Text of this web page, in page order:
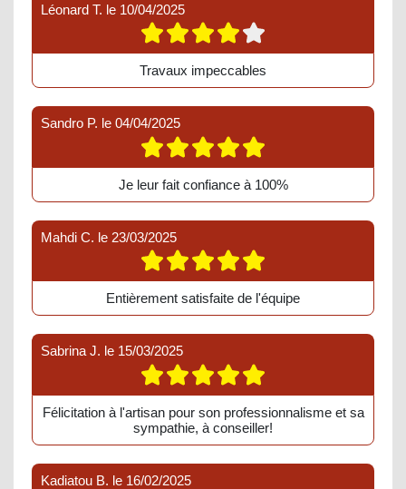
Léonard T. le 10/04/2025
Travaux impeccables
Sandro P. le 04/04/2025
Je leur fait confiance à 100%
Mahdi C. le 23/03/2025
Entièrement satisfaite de l'équipe
Sabrina J. le 15/03/2025
Félicitation à l'artisan pour son professionnalisme et sa
sympathie, à conseiller!
Kadiatou B. le 16/02/2025